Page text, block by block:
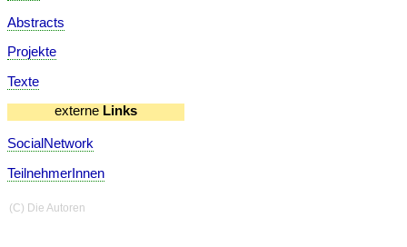
Abstracts
Projekte
Texte
externe Links
SocialNetwork
TeilnehmerInnen
(C) Die Autoren